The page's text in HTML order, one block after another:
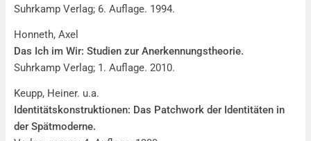
Suhrkamp Verlag; 6. Auflage. 1994.
Honneth, Axel
Das Ich im Wir: Studien zur Anerkennungstheorie.
Suhrkamp Verlag; 1. Auflage. 2010.
Keupp, Heiner. u.a.
Identitätskonstruktionen: Das Patchwork der Identitäten in
der Spätmoderne.